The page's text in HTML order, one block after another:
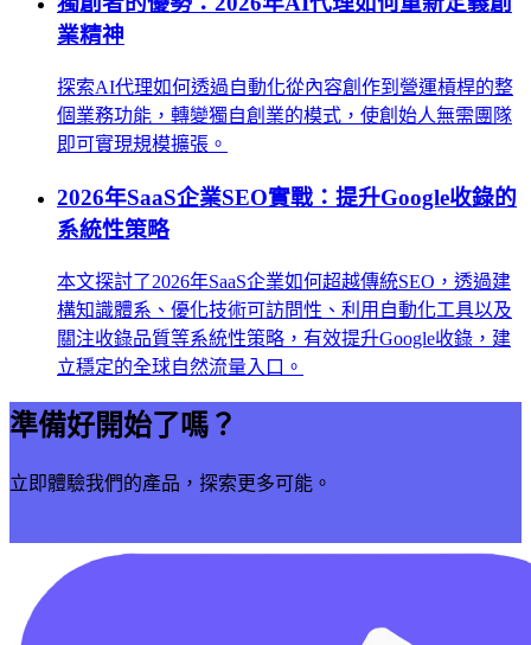
業精神
探索AI代理如何透過自動化從內容創作到營運槓桿的整
個業務功能，轉變獨自創業的模式，使創始人無需團隊
即可實現規模擴張。
2026年SaaS企業SEO實戰：提升Google收錄的
系統性策略
本文探討了2026年SaaS企業如何超越傳統SEO，透過建
構知識體系、優化技術可訪問性、利用自動化工具以及
關注收錄品質等系統性策略，有效提升Google收錄，建
立穩定的全球自然流量入口。
準備好開始了嗎？
立即體驗我們的產品，探索更多可能。